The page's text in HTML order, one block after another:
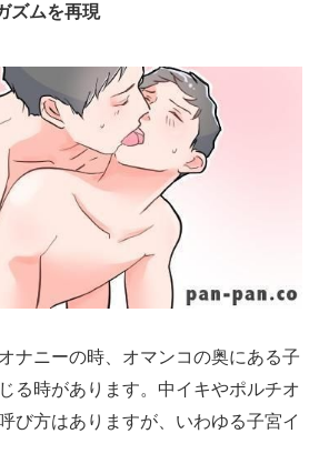
ズムを再現
ナニーの時、オマンコの奥にある子
る時があります。中イキやポルチオ
び方はありますが、いわゆる子宮イ